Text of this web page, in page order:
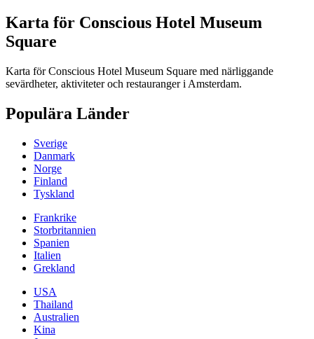
Karta för Conscious Hotel Museum
Square
Karta för Conscious Hotel Museum Square med närliggande
sevärdheter, aktiviteter och restauranger i Amsterdam.
Populära Länder
Sverige
Danmark
Norge
Finland
Tyskland
Frankrike
Storbritannien
Spanien
Italien
Grekland
USA
Thailand
Australien
Kina